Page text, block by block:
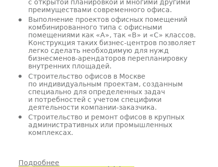
с открытой планировкой и многими другими
преимуществами современного офиса.
Выполнение проектов офисных помещений
комбинированного типа с офисными
помещениями как «А», так «В» и «С» классов.
Конструкция таких бизнес-центров позволяет
легко сделать необходимую для нужд
бизнесменов-арендаторов перепланировку
внутренних площадей.
Строительство офисов в Москве
по индивидуальным проектам, созданным
специально для определенных задач
и потребностей с учетом специфики
деятельности компании-заказчика.
Строительство и ремонт офисов в крупных
административных или промышленных
комплексах.
Подробнее